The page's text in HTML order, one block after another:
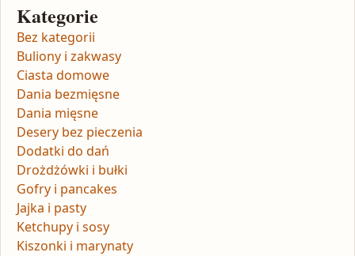
Kategorie
Bez kategorii
Buliony i zakwasy
Ciasta domowe
Dania bezmięsne
Dania mięsne
Desery bez pieczenia
Dodatki do dań
Drożdżówki i bułki
Gofry i pancakes
Jajka i pasty
Ketchupy i sosy
Kiszonki i marynaty